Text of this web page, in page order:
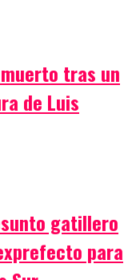
tras un
de Luis
gatillero
para